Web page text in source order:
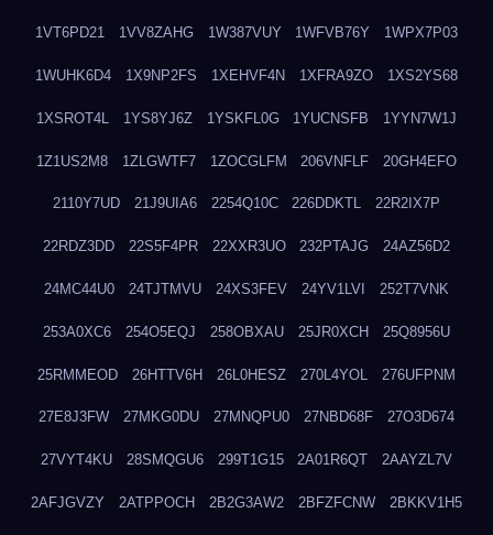
1VT6PD21 1VV8ZAHG 1W387VUY 1WFVB76Y 1WPX7P03
1WUHK6D4 1X9NP2FS 1XEHVF4N 1XFRA9ZO 1XS2YS68
1XSROT4L 1YS8YJ6Z 1YSKFL0G 1YUCNSFB 1YYN7W1J
1Z1US2M8 1ZLGWTF7 1ZOCGLFM 206VNFLF 20GH4EFO
2110Y7UD 21J9UIA6 2254Q10C 226DDKTL 22R2IX7P
22RDZ3DD 22S5F4PR 22XXR3UO 232PTAJG 24AZ56D2
24MC44U0 24TJTMVU 24XS3FEV 24YV1LVI 252T7VNK
253A0XC6 254O5EQJ 258OBXAU 25JR0XCH 25Q8956U
25RMMEOD 26HTTV6H 26L0HESZ 270L4YOL 276UFPNM
27E8J3FW 27MKG0DU 27MNQPU0 27NBD68F 27O3D674
27VYT4KU 28SMQGU6 299T1G15 2A01R6QT 2AAYZL7V
2AFJGVZY 2ATPPOCH 2B2G3AW2 2BFZFCNW 2BKKV1H5